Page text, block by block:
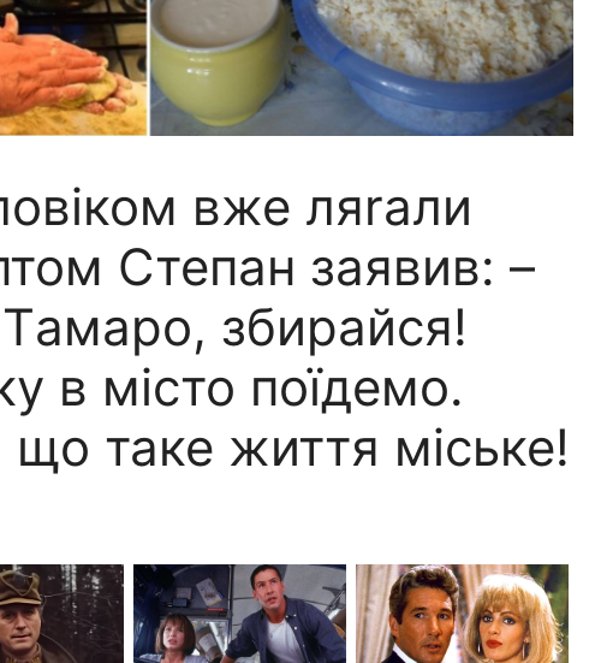
вже ляrали
Cтепан заявив: –
збирайся!
в місто поїдемо.
таке життя міське!